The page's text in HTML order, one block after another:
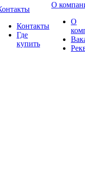
Контакты
Где
купить
О
О